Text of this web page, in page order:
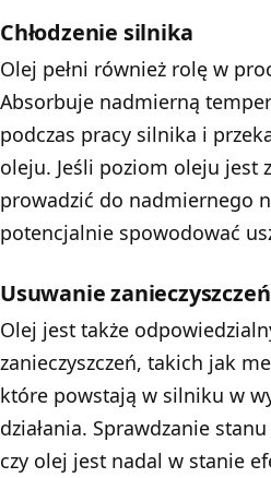
Chłodzenie silnika
Olej pełni również rolę w
Absorbuje nadmierną
podczas pracy silnika i
oleju. Jeśli poziom oleju jest
prowadzić do nadmiernego
potencjalnie spowodować
Usuwanie zanieczyszczeń
Olej jest także
zanieczyszczeń, takich jak
które powstają w silniku w
działania. Sprawdzanie
czy olej jest nadal w stanie